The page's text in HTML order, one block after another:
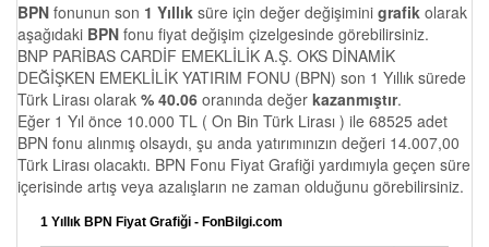
BPN fonunun son 1 Yıllık süre için değer değişimini grafik olarak
aşağıdaki BPN fonu fiyat değişim çizelgesinde görebilirsiniz.
BNP PARİBAS CARDİF EMEKLİLİK A.Ş. OKS DİNAMİK
DEĞİŞKEN EMEKLİLİK YATIRIM FONU (BPN) son 1 Yıllık sürede
Türk Lirası olarak % 40.06 oranında değer kazanmıştır.
Eğer 1 Yıl önce 10.000 TL ( On Bin Türk Lirası ) ile 68525 adet
BPN fonu alınmış olsaydı, şu anda yatırımınızın değeri 14.007,00
Türk Lirası olacaktı. BPN Fonu Fiyat Grafiği yardımıyla geçen süre
içerisinde artış veya azalışların ne zaman olduğunu görebilirsiniz.
1 Yıllık BPN Fiyat Grafiği - FonBilgi.com